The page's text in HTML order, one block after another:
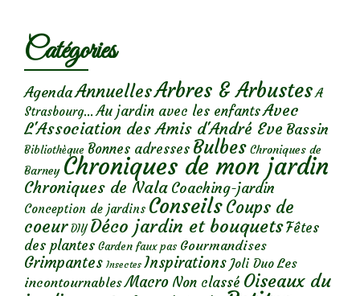
Catégories
AgendaAnnuellesArbres & Arbustes A
Strasbourg... Au jardin avec les enfantsAvec
L'Association des Amis d'André Eve Bassin
Bibliothèque Bonnes adresses Bulbes Chroniques de
Barney Chroniques de mon jardin
Chroniques de Nala Coaching-jardin
Conception de jardins ConseilsCoups de
coeur DIY Déco jardin et bouquetsFêtes
des plantes Garden faux pas Gourmandises
Grimpantes Insectes Inspirations Joli Duo Les
incontournables Macro Non classé Oiseaux du